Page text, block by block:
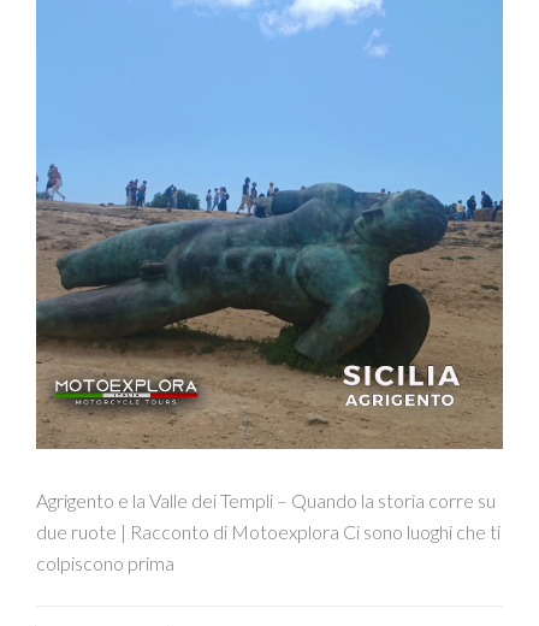
Agrigento e la Valle dei Templi – Quando la storia corre su
due ruote | Racconto di Motoexplora Ci sono luoghi che ti
colpiscono prima